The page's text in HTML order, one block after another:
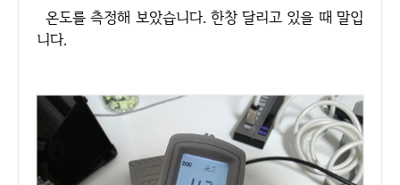
온도를 측정해 보았습니다. 한창 달리고 있을 때 말입
니다.